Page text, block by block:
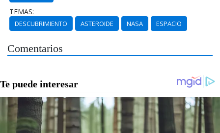
TEMAS:
DESCUBRIMIENTO ASTEROIDE NASA ESPACIO
Comentarios